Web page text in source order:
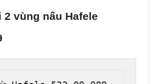
2 vùng nấu Hafele